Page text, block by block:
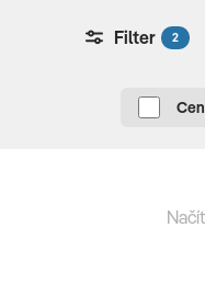
detská stolička •
Il Gattopardo (à la
Celková cena
Filter 2